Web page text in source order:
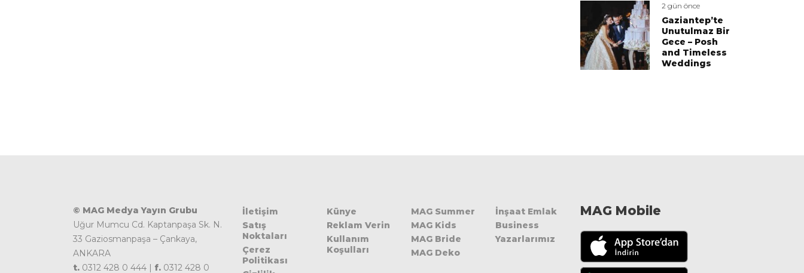
2 gün önce
Gaziantep’te
Unutulmaz Bir
Gece – Posh
and Timeless
Weddings
© MAG Medya Yayın Grubu
Uğur Mumcu Cd. Kaptanpaşa Sk. N.
33 Gaziosmanpaşa – Çankaya,
ANKARA
t. 0312 428 0 444 | f. 0312 428 0
İletişim
Satış
Noktaları
Çerez
Politikası
Künye
Reklam Verin
Kullanım
Koşulları
MAG Summer
MAG Kids
MAG Bride
MAG Deko
İnşaat Emlak
Business
Yazarlarımız
MAG Mobile